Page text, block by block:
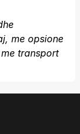
me opsione
transport